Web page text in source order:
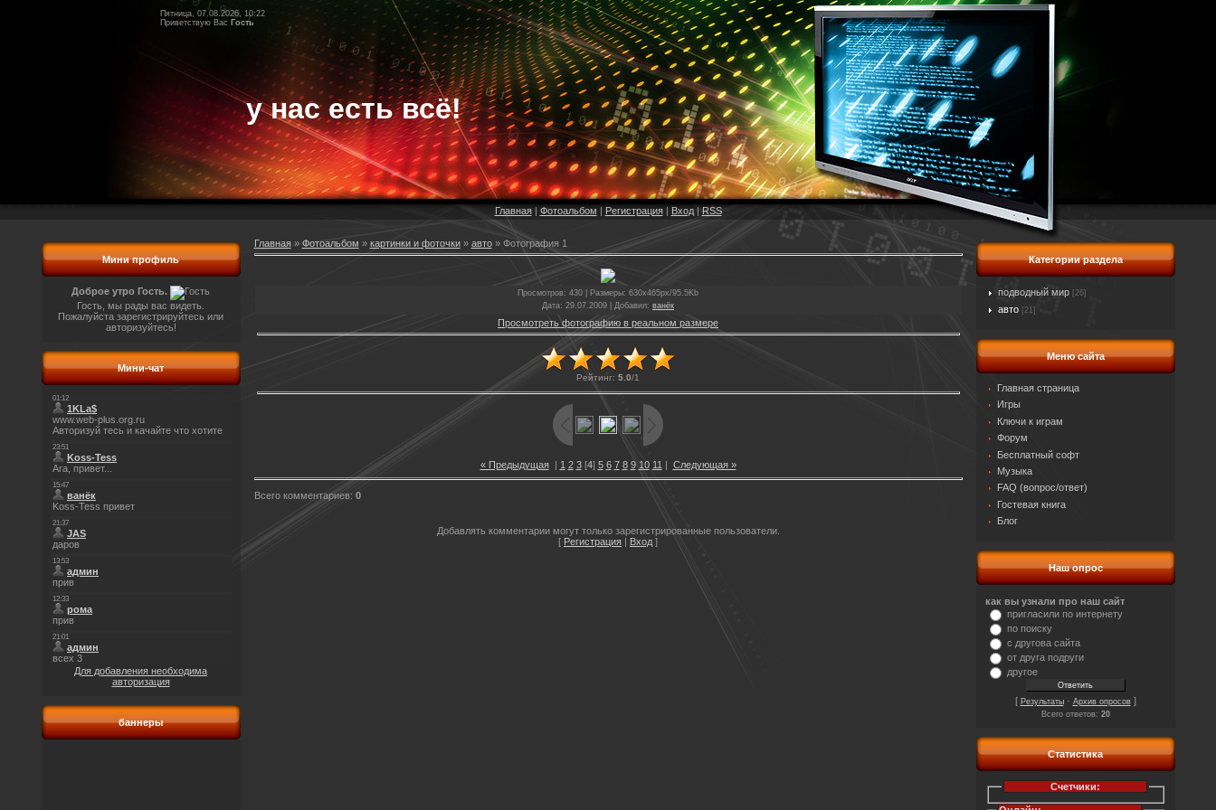
Пятница, 07.08.2026, 10:22
Приветствую Вас Гость
у нас есть всё!
Главная| Фотоальбом | Регистрация| Вход|RSS
Мини профиль
Доброе утро Гость.
Гость, мы рады вас видеть.
Пожалуйста зарегистрируйтесь или
авторизуйтесь!
Мини-чат
Для добавления необходима
авторизация
баннеры
Главная» Фотоальбом » картинки и фоточки» авто» Фотография 1
Просмотров: 430 | Размеры: 630x465px/95.5Kb
Дата: 29.07.2009 | Добавил: ванёк
Просмотреть фотографию в реальном размере
Рейтинг: 5.0/1
« Предыдущая| 1 2 3[4] 5 6 7 8 9 10 11 | Следующая »
Всего комментариев: 0
Добавлять комментарии могут только зарегистрированные пользователи.
[ Регистрация Вход ]
Категории раздела
подводный мир [26]
авто [21]
Меню сайта
Главная страница
Игры
Ключи к играм
Форум
Бесплатный софт
Музыка
FAQ (вопрос/ответ)
Гостевая книга
Блог
Наш опрос
как вы узнали про наш сайт
пригласили по интернету
по поиску
с другова сайта
от друга подруги
другое
[ Результаты· Архив опросов]
Всего ответов: 20
Статистика
Счетчики: